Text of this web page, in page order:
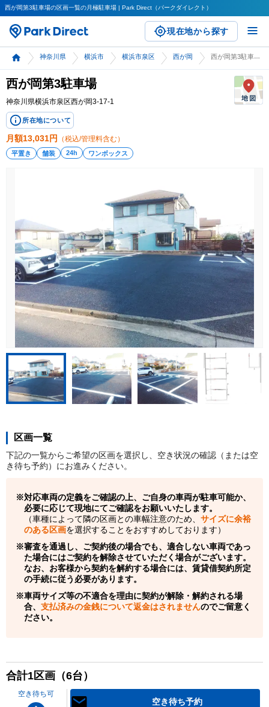
西が岡第3駐車場の区画一覧の月極駐車場 | Park Direct（パークダイレクト）
現在地から探す
神奈川県 横浜市 横浜市泉区 西が岡
西が岡第3駐車場
神奈川県横浜市泉区西が岡3-17-1
所在地について
月額13,031円 （税込/管理料含む）
平置き 舗装 24h ワンボックス
区画一覧
下記の一覧からご希望の区画を選択し、空き状況の確認（または空
き待ち予約）にお進みください。
対応車両の定義をご確認の上、ご自身の車両が駐車可能か、
必要に応じて現地にてご確認をお願いいたします。
（車種によって隣の区画との車幅注意のため、 サイズに余裕
のある区画を選択することをおすすめしております）
審査を通過し、ご契約後の場合でも、適合しない車両であっ
た場合にはご契約を解除させていただく場合がございます。
なお、お客様から契約を解約する場合には、賃貸借契約所定
の手続に従う必要があります。
車両サイズ等の不適合を理由に契約が解除・解約される場
合、 支払済みの金銭について返金はされませんのでご留意く
ださい。
合計1区画（6台）
空き待ち可
空き待ち予約